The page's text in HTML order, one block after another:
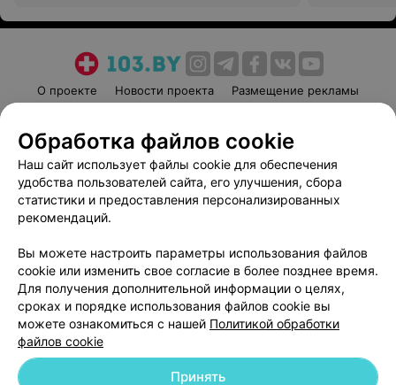
О проекте Новости проекта
Размещение рекламы
Пользовательское соглашение
Способы оплаты
Вакансии
Партнеры
Написать руководителю 103.by
Обработка персональных данных
Обработка файлов cookie
Наш сайт использует файлы cookie для обеспечения
удобства пользователей сайта, его улучшения, сбора
статистики и предоставления персонализированных
рекомендаций.
Вы можете настроить параметры использования файлов
cookie или изменить свое согласие в более позднее время.
Для получения дополнительной информации о целях,
сроках и порядке использования файлов cookie вы
можете ознакомиться с нашей Политикой обработки
файлов cookie
Принять